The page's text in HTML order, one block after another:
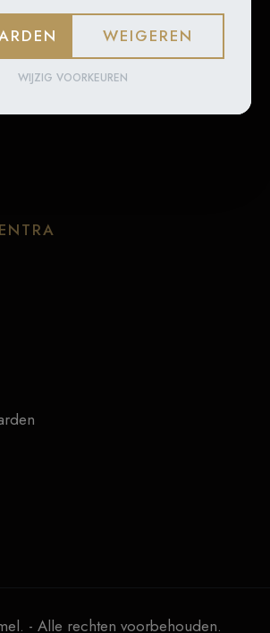
- Alle rechten voorbehouden.
WEIGEREN
WIJZIG VOORKEUREN